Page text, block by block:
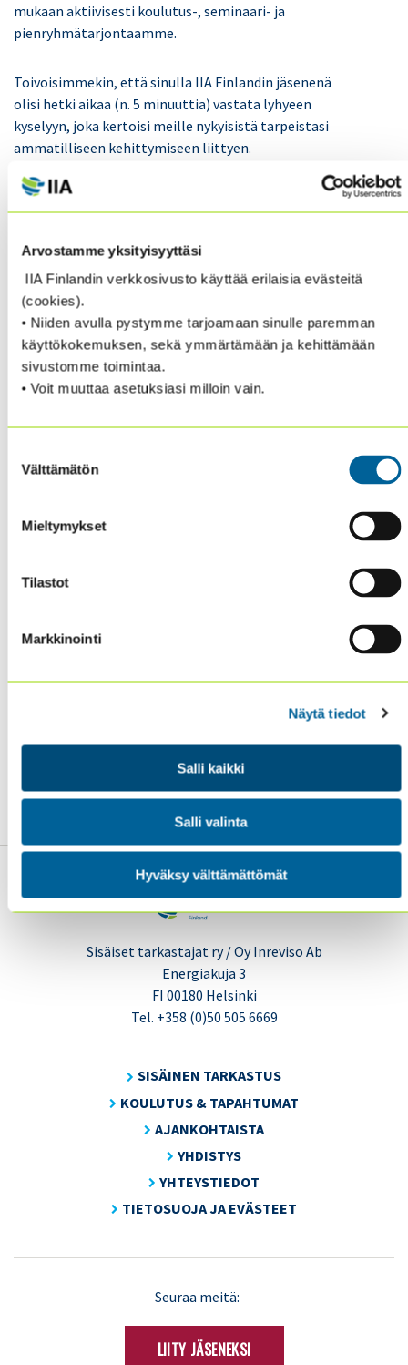
Arvostamme yksityisyyttäsi
IIA Finlandin verkkosivusto käyttää erilaisia evästeitä
(cookies).
• Niiden avulla pystymme tarjoamaan sinulle paremman
käyttökokemuksen, sekä ymmärtämään ja kehittämään
sivustomme toimintaa.
• Voit muuttaa asetuksiasi milloin vain.
valinta
Välttämätön
Mieltymykset
Tilastot
Markkinointi
Näytä tiedot
Salli kaikki
Salli valinta
Hyväksy välttämättömät
mukaan aktiivisesti koulutus-, seminaari- ja
pienryhmätarjontaamme.
Toivoisimmekin, että sinulla IIA Finlandin jäsenenä
olisi hetki aikaa (n. 5 minuuttia) vastata lyhyeen
kyselyyn, joka kertoisi meille nykyisistä tarpeistasi
ammatilliseen kehittymiseen liittyen.
Vastaathan siihen viimeistään su 25.8.2019 mennessä,
kiitos!
jättäneiden kesken arvotaan pääpalkintona
ammatillinen kirjapalkinto: The Speed of Risk –
Lessons Learned on the Audit Trail; Richard F.
Chambers.
Voit halutessasi tutustua nykyiseen koulutus- ja
Ja samalta sivulta pääset myöstapahtuma-
(heti pääkuvan alla oikealla), josta löydät
kaikki menneet tapahtumamme.
Sisäiset tarkastajat ry / Oy Inreviso Ab
Energiakuja 3
FI 00180 Helsinki
Tel. +358 (0)50 505 6669
SISÄINEN TARKASTUS
KOULUTUS & TAPAHTUMAT
AJANKOHTAISTA
YHDISTYS
YHTEYSTIEDOT
TIETOSUOJA JA EVÄSTEET
Seuraa meitä:
LIITY JÄSENEKSI